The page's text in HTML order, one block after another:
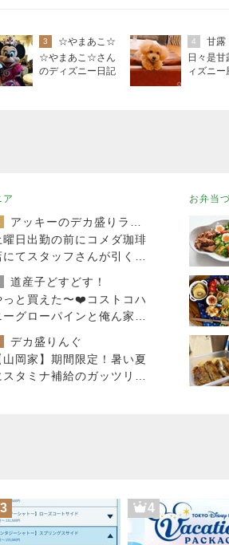
3
☆やまあこ☆
☆やまあこ☆さん
のディズニー日記
4
甘露
日々是甘
ィズニー
ア
曜日出勤の前にコメダ珈琲
にてスタッフさんが引くく
いガッツリと腹ごしらえ
道産子どすどす！
っと買えた〜❤️コストコハ
ーグローパインと俺ん家の
きび
デカ盛りんぐ
山岡家】期間限定！暑い夏
スタミナ補給のガッツリ濃
お弁当
3 4